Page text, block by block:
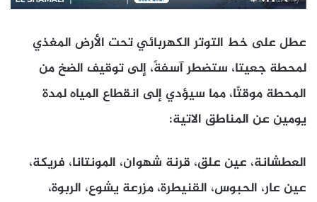
عطل على خط التوتر الكهربائي تحت الأرض المغذي
لمحطة جعيتا، ستضطر آسفةً، إلى توقيف الضخ من
المحطة موقتًا، مما سيؤدي إلى انقطاع المياه لمدة
يومين عن المناطق الاتية:
العطشانة، عين علق، قرنة شهوان، المونتانا، فريكة،
عين عار، الحبوس، القنيطرة، مزرعة يشوع، الربوة،